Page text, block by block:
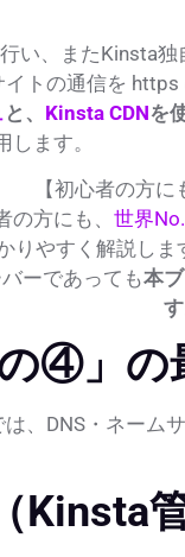
い、またKinsta
トの通信を https
と、 Kinsta CDNを
します。
【初心者の方
方にも、 世界
りやすく解説しま
ーであっても本
す
④」の
、DNS・ネーム
Kinsta